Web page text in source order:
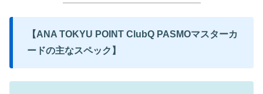
【ANA TOKYU POINT ClubQ PASMOマスターカ
ードの主なスペック】